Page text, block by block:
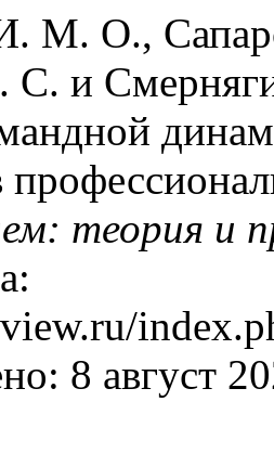
М. О.,
и
теория и
8 август